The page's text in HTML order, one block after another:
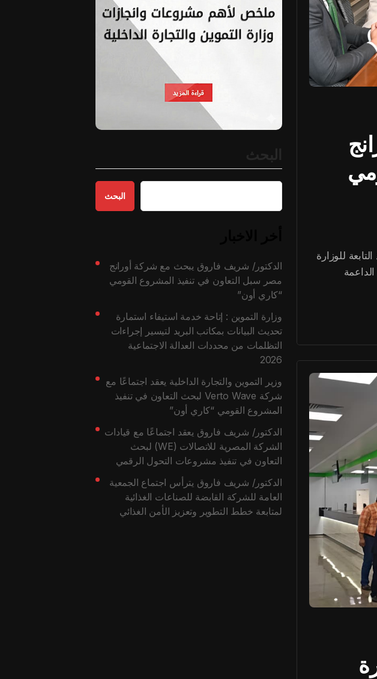
للوزارة
البحث
الدكتور/ شريف فاروق يبحث مع شركة أورانج
مصر سبل التعاون في تنفيذ المشروع القومي
“كاري أون”
وزارة التموين : إتاحة خدمة استيفاء استمارة
تحديث البيانات بمكاتب البريد لتيسير إجراءات
التظلمات من محددات العدالة الاجتماعية
2026
وزير التموين والتجارة الداخلية يعقد اجتماعًا مع
شركة Verto Wave لبحث التعاون في تنفيذ
المشروع القومي “كاري أون”
الدكتور/ شريف فاروق يعقد اجتماعًا مع قيادات
الشركة المصرية للاتصالات (WE) لبحث
التعاون في تنفيذ مشروعات التحول الرقمي
الدكتور/ شريف فاروق يترأس اجتماع الجمعية
العامة للشركة القابضة للصناعات الغذائية
لمتابعة خطط التطوير وتعزيز الأمن الغذائي